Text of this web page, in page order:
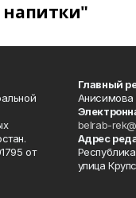
напитки"
от
Главный
Анисимова
belrab-
Адрес
улица